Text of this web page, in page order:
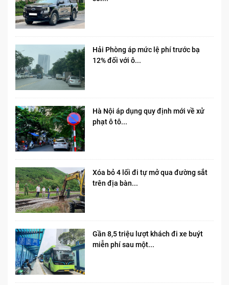
Hải Phòng áp mức lệ phí trước bạ
12% đối với ô...
Hà Nội áp dụng quy định mới về xử
phạt ô tô...
Xóa bỏ 4 lối đi tự mở qua đường sắt
trên địa bàn...
Gần 8,5 triệu lượt khách đi xe buýt
miễn phí sau một...